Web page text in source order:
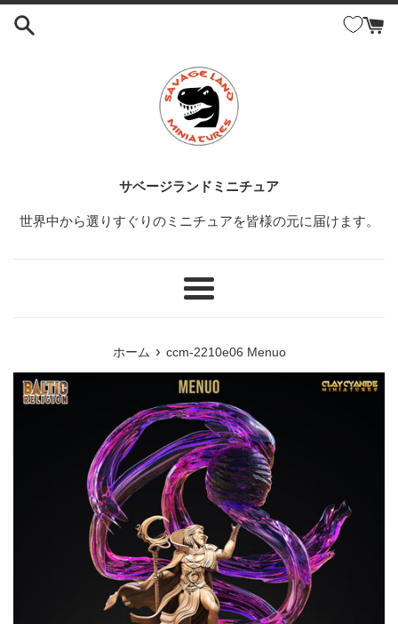
コ
サベージランドミニチュア
世界中から選りすぐりのミニチュアを皆様の元に届けます。
メ
ホーム › ccm-2210e06 Menuo